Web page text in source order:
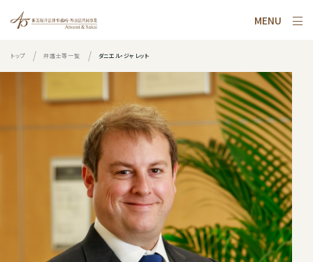
MENU
トップ 弁護士等一覧 ダニエル・ジャレット